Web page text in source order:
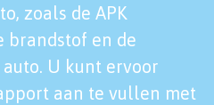
zoals de APK
brandstof en de
U kunt ervoor
aan te vullen met